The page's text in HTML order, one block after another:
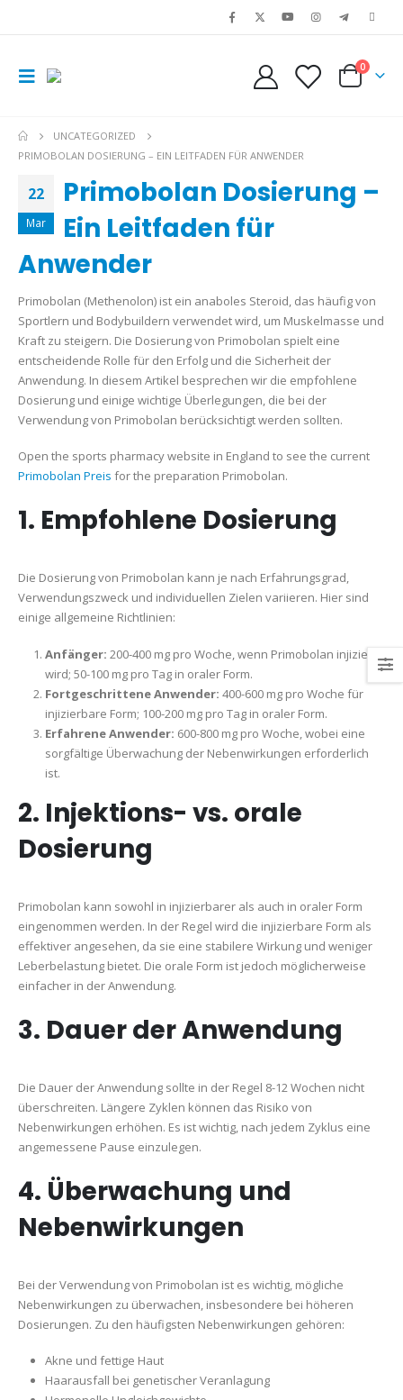
0
UNCATEGORIZED
PRIMOBOLAN DOSIERUNG – EIN LEITFADEN FÜR ANWENDER
22
Mar
Primobolan Dosierung –
Ein Leitfaden für
Anwender
Primobolan (Methenolon) ist ein anaboles Steroid, das häufig von
Sportlern und Bodybuildern verwendet wird, um Muskelmasse und
Kraft zu steigern. Die Dosierung von Primobolan spielt eine
entscheidende Rolle für den Erfolg und die Sicherheit der
Anwendung. In diesem Artikel besprechen wir die empfohlene
Dosierung und einige wichtige Überlegungen, die bei der
Verwendung von Primobolan berücksichtigt werden sollten.
Open the sports pharmacy website in England to see the current
Primobolan Preis for the preparation Primobolan.
1. Empfohlene Dosierung
Die Dosierung von Primobolan kann je nach Erfahrungsgrad,
Verwendungszweck und individuellen Zielen variieren. Hier sind
einige allgemeine Richtlinien:
Anfänger: 200-400 mg pro Woche, wenn Primobolan injiziert
wird; 50-100 mg pro Tag in oraler Form.
Fortgeschrittene Anwender: 400-600 mg pro Woche für
injizierbare Form; 100-200 mg pro Tag in oraler Form.
Erfahrene Anwender: 600-800 mg pro Woche, wobei eine
sorgfältige Überwachung der Nebenwirkungen erforderlich
ist.
2. Injektions- vs. orale
Dosierung
Primobolan kann sowohl in injizierbarer als auch in oraler Form
eingenommen werden. In der Regel wird die injizierbare Form als
effektiver angesehen, da sie eine stabilere Wirkung und weniger
Leberbelastung bietet. Die orale Form ist jedoch möglicherweise
einfacher in der Anwendung.
3. Dauer der Anwendung
Die Dauer der Anwendung sollte in der Regel 8-12 Wochen nicht
überschreiten. Längere Zyklen können das Risiko von
Nebenwirkungen erhöhen. Es ist wichtig, nach jedem Zyklus eine
angemessene Pause einzulegen.
4. Überwachung und
Nebenwirkungen
Bei der Verwendung von Primobolan ist es wichtig, mögliche
Nebenwirkungen zu überwachen, insbesondere bei höheren
Dosierungen. Zu den häufigsten Nebenwirkungen gehören:
Akne und fettige Haut
Haarausfall bei genetischer Veranlagung